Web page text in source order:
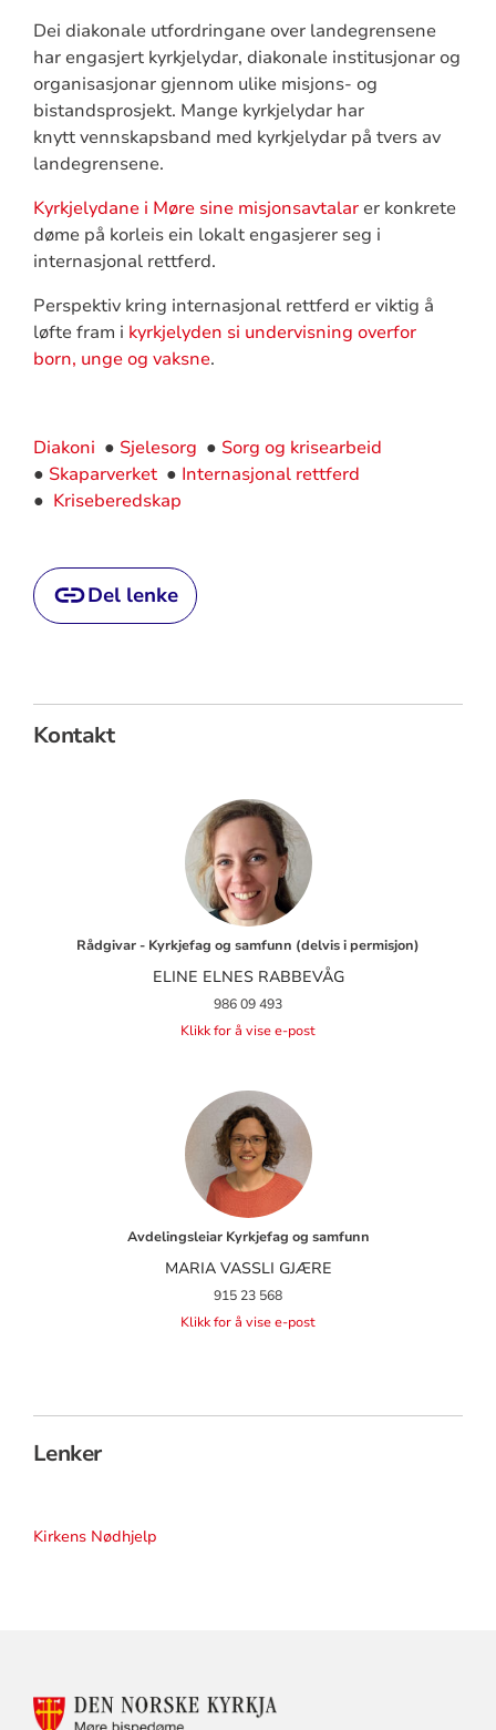
Dei diakonale utfordringane over landegrensene
har engasjert kyrkjelydar, diakonale institusjonar og
organisasjonar gjennom ulike misjons- og
bistandsprosjekt. Mange kyrkjelydar har
knytt vennskapsband med kyrkjelydar på tvers av
landegrensene.
Kyrkjelydane i Møre sine misjonsavtalarer konkrete
døme på korleis ein lokalt engasjerer seg i
internasjonal rettferd.
Perspektiv kring internasjonal rettferd er viktig å
løfte fram i kyrkjelyden si undervisning overfor
born, unge og vaksne.
Diakoni ● Sjelesorg ● Sorg og krisearbeid
● Skaparverket● Internasjonal rettferd
● Kriseberedskap
Del lenke
Kontakt
Rådgivar - Kyrkjefag og samfunn (delvis i permisjon)
ELINE ELNES RABBEVÅG
986 09 493
Klikk for å vise e-post
Avdelingsleiar Kyrkjefag og samfunn
MARIA VASSLI GJÆRE
915 23 568
Klikk for å vise e-post
Lenker
Kirkens Nødhjelp
KONTAKTINFORMASJON